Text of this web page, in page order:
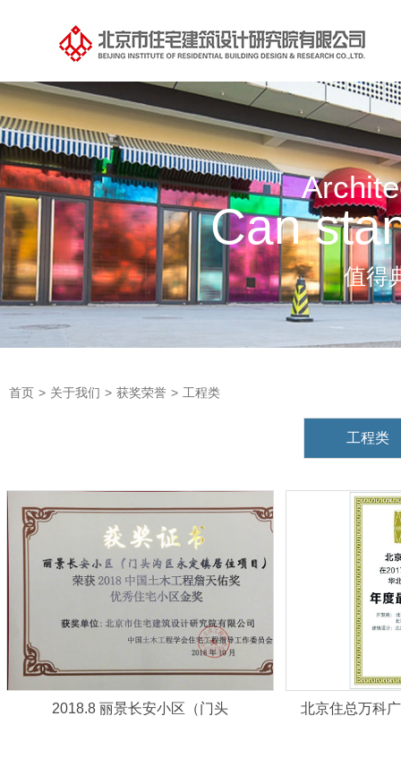
Can
值得
首页 > 关于我们 > 获奖荣誉 > 工程类
工程类
2018.8 丽景长安小区（门头 北京住总万科